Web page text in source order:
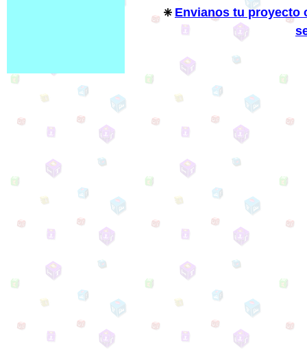
Envianos tu proyecto